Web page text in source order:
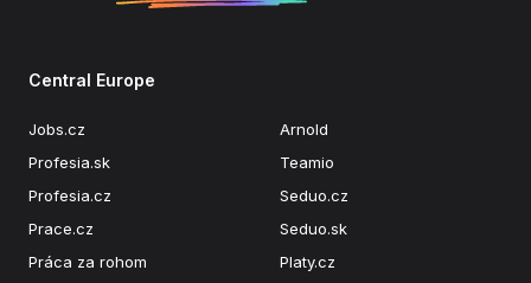
Central Europe
Jobs.cz
Profesia.sk
Profesia.cz
Prace.cz
Práca za rohom
Arnold
Teamio
Seduo.cz
Seduo.sk
Platy.cz